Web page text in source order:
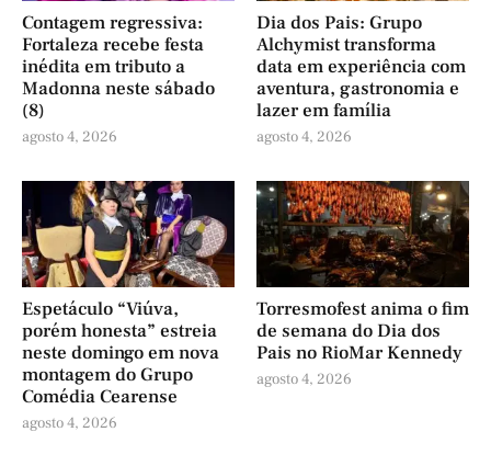
Contagem regressiva:
Fortaleza recebe festa
inédita em tributo a
Madonna neste sábado
(8)
agosto 4, 2026
Dia dos Pais: Grupo
Alchymist transforma
data em experiência com
aventura, gastronomia e
lazer em família
agosto 4, 2026
Espetáculo “Viúva,
porém honesta” estreia
neste domingo em nova
montagem do Grupo
Comédia Cearense
agosto 4, 2026
Torresmofest anima o fim
de semana do Dia dos
Pais no RioMar Kennedy
agosto 4, 2026